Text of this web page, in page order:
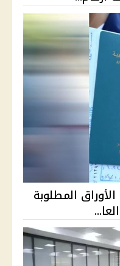
جواز السفر 2026.. الأوراق المطلوبة